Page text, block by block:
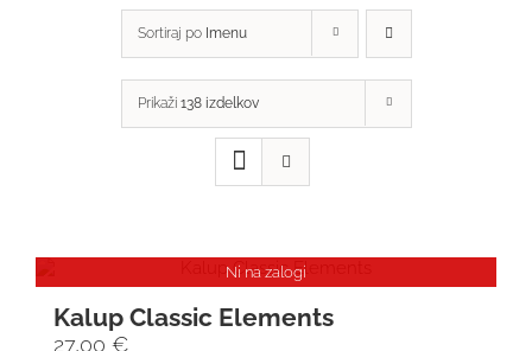
Sortiraj po Imenu
Prikaži 138 izdelkov
Ni na zalogi
Kalup Classic Elements
27,00 €